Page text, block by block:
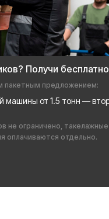
Получи
пакетным предложением:
машины от 1.5 тонн —
не ограничено,
оплачиваются отдельно.